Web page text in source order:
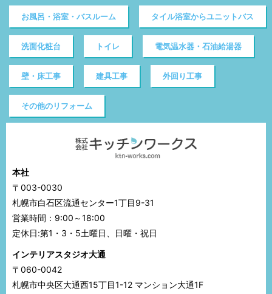
お風呂・浴室・バスルーム タイル浴室からユニットバス
洗面化粧台 トイレ 電気温水器・石油給湯器
壁・床工事 建具工事 外回り工事
その他のリフォーム
本社
〒003-0030
札幌市白石区流通センター1丁目9-31
営業時間：9:00～18:00
定休日:第1・3・5土曜日、日曜・祝日
インテリアスタジオ大通
〒060-0042
札幌市中央区大通西15丁目1-12 マンション大通1F